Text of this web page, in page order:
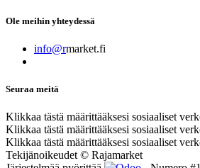
Ole meihin yhteydessä
info@rmarket.fi
Seuraa meitä
Klikkaa tästä määrittääksesi sosiaaliset
Klikkaa tästä määrittääksesi sosiaaliset
Klikkaa tästä määrittääksesi sosiaaliset
Tekijänoikeudet © Rajamarket